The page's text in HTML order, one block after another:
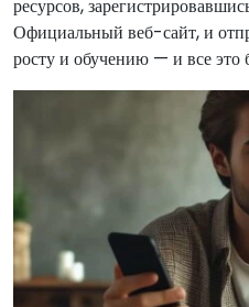
ресурсов,
Официальный веб-сайт, и
росту и обучению — и все это